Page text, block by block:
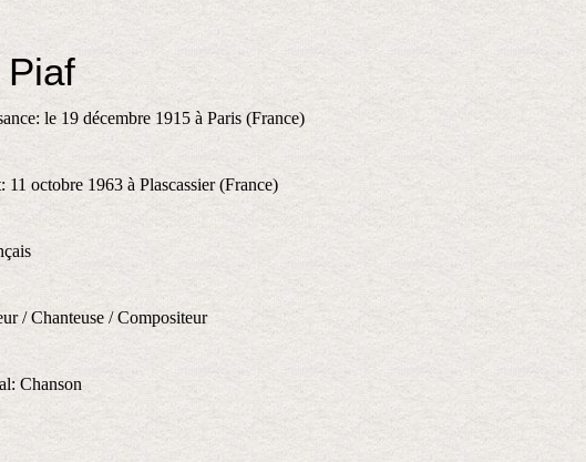
Piaf
le 19 décembre 1915 à Paris (France)
11 octobre 1963 à Plascassier (France)
/ Chanteuse / Compositeur
Chanson